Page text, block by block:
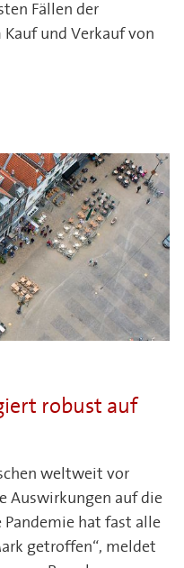
Fällen der
und Verkauf von
robust auf
weltweit vor
Auswirkungen auf die
hat fast alle
getroffen“, meldet